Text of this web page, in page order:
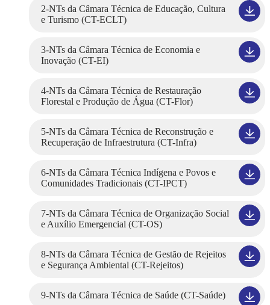
2-NTs da Câmara Técnica de Educação, Cultura
e Turismo (CT-ECLT)
3-NTs da Câmara Técnica de Economia e
Inovação (CT-EI)
4-NTs da Câmara Técnica de Restauração
Florestal e Produção de Água (CT-Flor)
5-NTs da Câmara Técnica de Reconstrução e
Recuperação de Infraestrutura (CT-Infra)
6-NTs da Câmara Técnica Indígena e Povos e
Comunidades Tradicionais (CT-IPCT)
7-NTs da Câmara Técnica de Organização Social
e Auxílio Emergencial (CT-OS)
8-NTs da Câmara Técnica de Gestão de Rejeitos
e Segurança Ambiental (CT-Rejeitos)
9-NTs da Câmara Técnica de Saúde (CT-Saúde)